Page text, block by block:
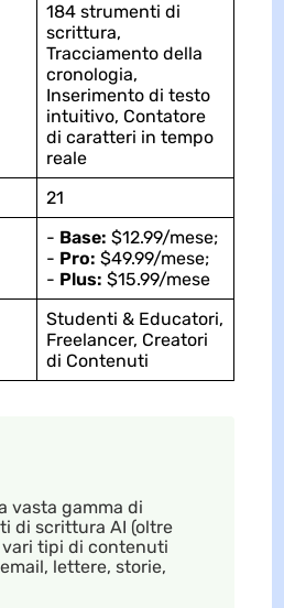
184 strumenti di
scrittura,
Tracciamento della
cronologia,
Inserimento di testo
intuitivo, Contatore
di caratteri in tempo
reale
21
- Base: $12.99/mese;
- Pro: $49.99/mese;
- Plus: $15.99/mese
Studenti & Educatori,
Freelancer, Creatori
di Contenuti
vasta gamma di
di scrittura AI (oltre
vari tipi di contenuti
lettere, storie,